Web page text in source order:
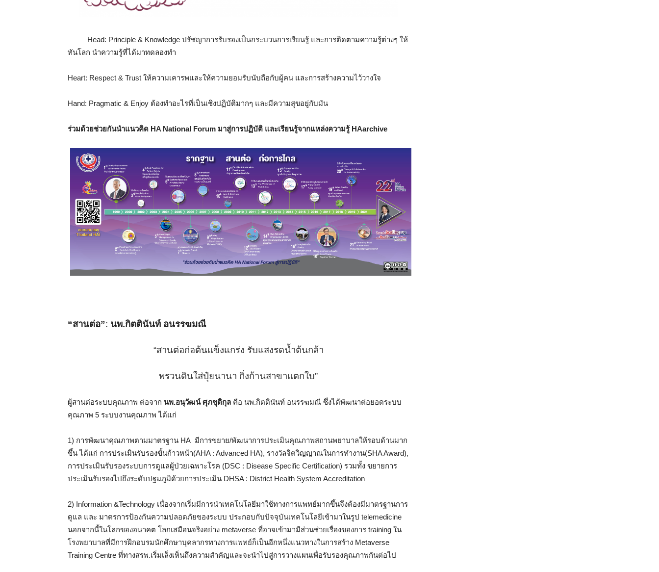
Head: Principle & Knowledge ปรัชญาการรับรองเป็นกระบวนการเรียนรู้ และการติดตามความรู้ต่างๆ ให้
ทันโลก นำความรู้ที่ได้มาทดลองทำ
Heart: Respect & Trust ให้ความเคารพและให้ความยอมรับนับถือกับผู้คน และการสร้างความไว้วางใจ
Hand: Pragmatic & Enjoy ต้องทำอะไรที่เป็นเชิงปฏิบัติมากๆ และมีความสุขอยู่กับมัน
ร่วมด้วยช่วยกันนำแนวคิด HA National Forum มาสู่การปฏิบัติ และเรียนรู้จากแหล่งความรู้ HAarchive
“สานต่อ”: นพ.กิตตินันท์ อนรรฆมณี
“สานต่อก่อต้นแข็งแกร่ง รับแสงรดนํ้าต้นกล้า
พรวนดินใส่ปุ๋ยนานา กิ่งก้านสาขาแตกใบ”
ผู้สานต่อระบบคุณภาพ ต่อจาก นพ.อนุวัฒน์ ศุภชุติกุล คือ นพ.กิตตินันท์ อนรรฆมณี ซึ่งได้พัฒนาต่อยอดระบบ
คุณภาพ 5 ระบบงานคุณภาพ ได้แก่
1) การพัฒนาคุณภาพตามมาตรฐาน HA มีการขยาย/พัฒนาการประเมินคุณภาพสถานพยาบาลให้รอบด้านมาก
ขึ้น ได้แก่ การประเมินรับรองขั้นก้าวหน้า(AHA : Advanced HA), รางวัลจิตวิญญาณในการทำงาน(SHA Award),
การประเมินรับรองระบบการดูแลผู้ป่วยเฉพาะโรค (DSC : Disease Specific Certification) รวมทั้ง ขยายการ
ประเมินรับรองไปถึงระดับปฐมภูมิด้วยการประเมิน DHSA : District Health System Accreditation
2) Information &Technology เนื่องจากเริ่มมีการนำเทคโนโลยีมาใช้ทางการแพทย์มากขึ้นจึงต้องมีมาตรฐานการ
ดูแล และ มาตรการป้องกันความปลอดภัยของระบบ ประกอบกับปัจจุบันเทคโนโลยีเข้ามาในรูป telemedicine
นอกจากนี้ในโลกของอนาคต โลกเสมือนจริงอย่าง metaverse ที่อาจเข้ามามีส่วนช่วยเรื่องของการ training ใน
โรงพยาบาลที่มีการฝึกอบรมนักศึกษาบุคลากรทางการแพทย์ก็เป็นอีกหนึ่งแนวทางในการสร้าง Metaverse
Training Centre ที่ทางสรพ.เริ่มเล็งเห็นถึงความสำคัญและจะนำไปสู่การวางแผนเพื่อรับรองคุณภาพกันต่อไป